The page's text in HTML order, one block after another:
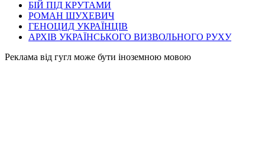
БІЙ ПІД КРУТАМИ
РОМАН ШУХЕВИЧ
ГЕНОЦИД УКРАЇНЦІВ
АРХІВ УКРАЇНСЬКОГО ВИЗВОЛЬНОГО РУХУ
Pеклама від гугл може бути іноземною мовою